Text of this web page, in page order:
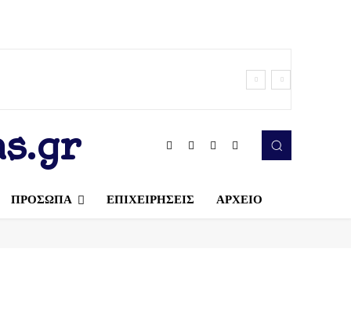
ΠΡΟΣΩΠΑ ΕΠΙΧΕΙΡΗΣΕΙΣ ΑΡΧΕΙΟ